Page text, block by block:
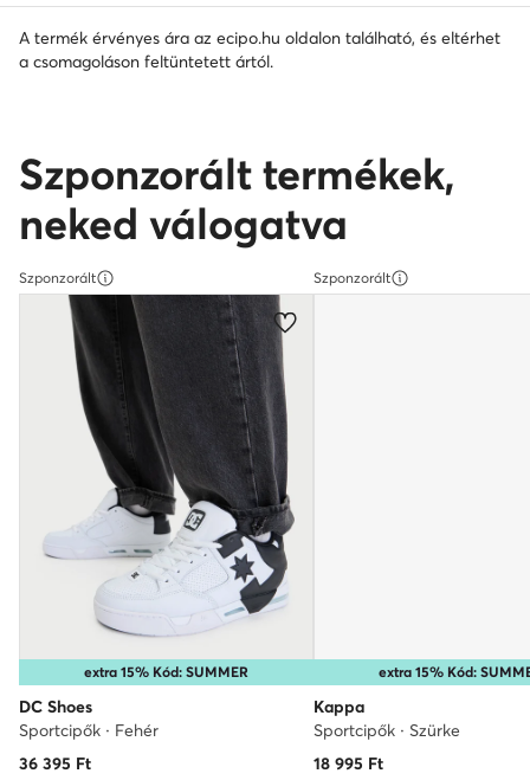
A termék érvényes ára az ecipo.hu oldalon található, és eltérhet
a csomagoláson feltüntetett ártól.
Szponzorált termékek,
neked válogatva
Szponzorált
extra 15% Kód: SUMMER
DC Shoes
Sportcipők · Fehér
36 395 Ft
Szponzorált
extra 15% Kód:
Kappa
Sportcipők · Szürke
18 995 Ft